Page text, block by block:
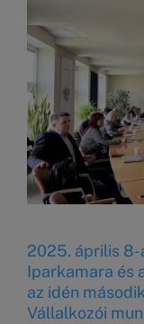
2025. április 8-
Iparkamara és
az idén
Vállalkozói